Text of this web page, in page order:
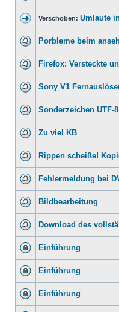
Verschoben: Umlaute
Porbleme beim
Firefox: Versteckte
Sony V1
Sonderzeichen UTF-
Zu viel KB
Rippen scheiße!
Fehlermeldung bei
Bildbearbeitung
Download des
Einführung
Einführung
Einführung